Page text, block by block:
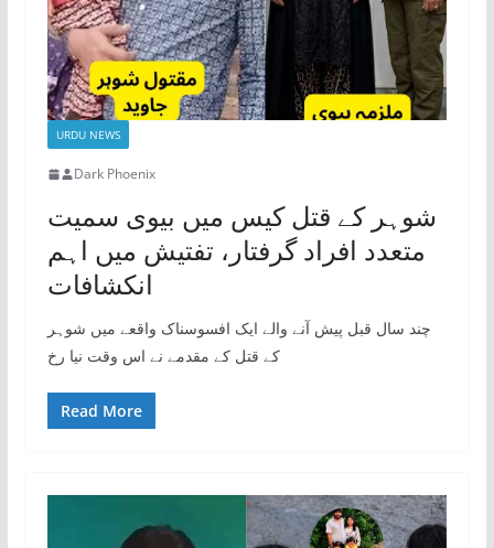
URDU NEWS
Dark Phoenix
شوہر کے قتل کیس میں بیوی سمیت
متعدد افراد گرفتار، تفتیش میں اہم
انکشافات
چند سال قبل پیش آنے والے ایک افسوسناک واقعے میں شوہر
کے قتل کے مقدمے نے اس وقت نیا رخ
Read More